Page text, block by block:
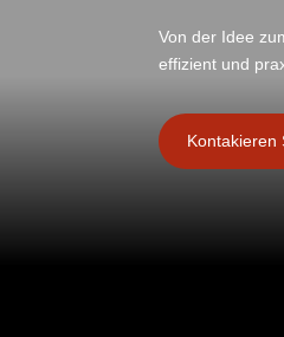
Von der Idee
effizient und
Kontakieren